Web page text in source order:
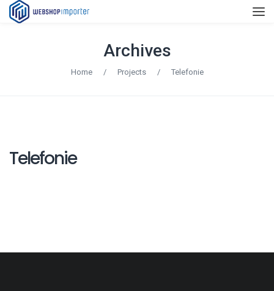
Archives
Home / Projects / Telefonie
Telefonie